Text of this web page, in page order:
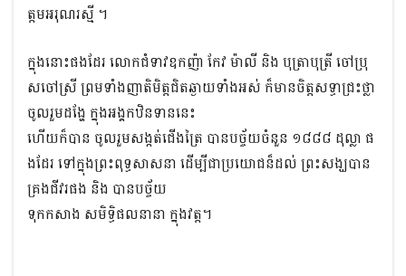
ត្តមអរុណរស្មី ។​
ក្នុងនោះផងដែរ លោកជំទាវឧកញ៉ា​ កែវ​ ម៉ាលី និង​ បុត្រាបុត្រី ចៅប្រុ
សចៅស្រី ព្រមទាំងញាតិមិត្តជិតឆ្ងាយទាំងអស់ ក៏មានចិត្តសទ្ធាជ្រះថ្លា
ចូលរួមដង្ហែ ក្នុងអង្គកឋិនទាននេះ
ហើយក៏បាន ចូលរួមសង្កត់ជើងត្រៃ បានបច្ច័យចំនួន ១៨៨៨ ដុល្លា ផ
ងដែរ​ ទៅក្នុងព្រះពុទ្ធសាសនា ដើម្បីជាប្រយោជន៏ដល់ ព្រះសង្ឃបាន
គ្រងជីវរផង និង​ បានបច្ច័យ
ទុកកសាង សមិទ្ធិផលនានា ក្នុងវត្ត។